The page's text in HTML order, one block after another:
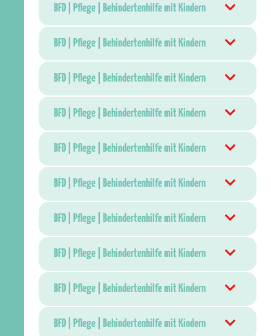
BFD | Pflege | Behindertenhilfe mit Kindern
BFD | Pflege | Behindertenhilfe mit Kindern
BFD | Pflege | Behindertenhilfe mit Kindern
BFD | Pflege | Behindertenhilfe mit Kindern
BFD | Pflege | Behindertenhilfe mit Kindern
BFD | Pflege | Behindertenhilfe mit Kindern
BFD | Pflege | Behindertenhilfe mit Kindern
BFD | Pflege | Behindertenhilfe mit Kindern
BFD | Pflege | Behindertenhilfe mit Kindern
BFD | Pflege | Behindertenhilfe mit Kindern